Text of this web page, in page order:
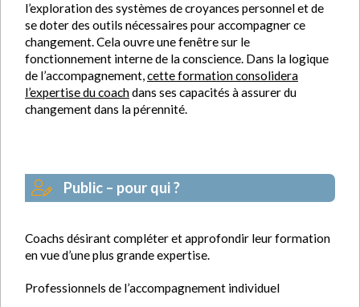
l’exploration des systèmes de croyances personnel et de
se doter des outils nécessaires pour accompagner ce
changement. Cela ouvre une fenêtre sur le
fonctionnement interne de la conscience. Dans la logique
de l’accompagnement,cette formation consolidera
l’expertise du coachdans ses capacités à assurer du
changement dans la pérennité.
Public – pour qui ?
Coachs désirant compléter et approfondir leur formation
en vue d’une plus grande expertise.
Professionnels de l’accompagnement individuel